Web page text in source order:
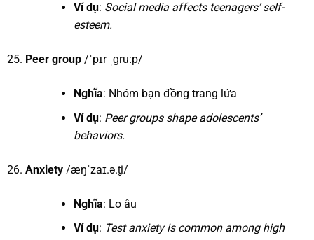
Ví dụ: Social media affects teenagers’ self-
esteem.
Peer group/ˈpɪr ˌɡruːp/
Nghĩa: Nhóm bạn đồng trang lứa
Ví dụ: Peer groups shape adolescents’
behaviors.
Anxiety/æŋˈzaɪ.ə.t̬i/
Nghĩa: Lo âu
Ví dụ: Test anxiety is common among high